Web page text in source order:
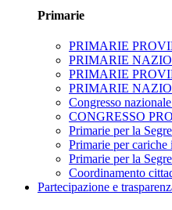
Primarie
PRIMARIE
PRIMARIE
PRIMARIE
PRIMARIE
Congresso
CONGRESSO
Primarie per la
Primarie per cariche
Primarie per la
Coordinamento
Partecipazione e